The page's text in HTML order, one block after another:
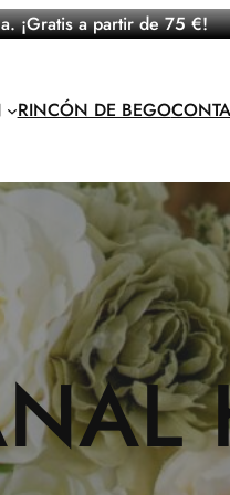
¡Gratis a partir de 75 €!
RINCÓN DE BEGO